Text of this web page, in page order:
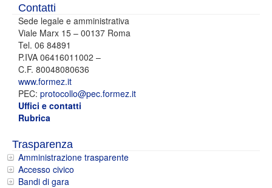
Contatti
Sede legale e amministrativa
Viale Marx 15 – 00137 Roma
Tel. 06 84891
P.IVA 06416011002 –
C.F. 80048080636
www.formez.it
PEC: protocollo@pec.formez.it
Uffici e contatti
Rubrica
Trasparenza
Amministrazione trasparente
Accesso civico
Bandi di gara